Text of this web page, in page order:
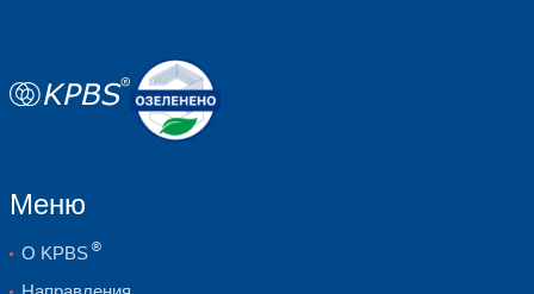
инфраструктуры позволила банку
вычислительных ресурсов для
бизнес-систем, повысить
вычислительных мощностей и
«Реализация данного кейса